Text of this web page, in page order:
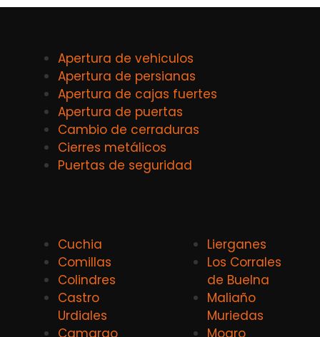
Apertura de vehiculos
Apertura de persianas
Apertura de cajas fuertes
Apertura de puertas
Cambio de cerraduras
Cierres metálicos
Puertas de seguridad
Cuchia
Comillas
Colindres
Castro
Urdiales
Camargo
Lierganes
Los Corrales
de Buelna
Maliaño
Muriedas
Mogro